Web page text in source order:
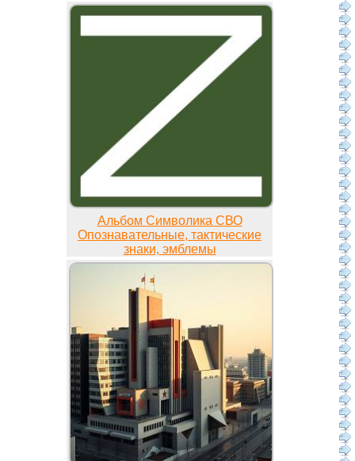
Альбом Символика СВО
Опознавательные, тактические
знаки, эмблемы